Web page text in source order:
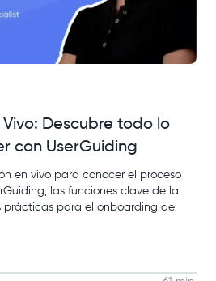
Descubre todo lo
con UserGuiding
en vivo para conocer el proceso
las funciones clave de la
prácticas para el onboarding de